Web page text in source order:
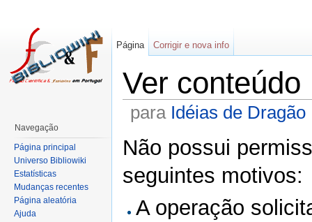
Ver conteúdo
para Idéias de Dragão
Não possui
seguintes motivos:
A operação
Página Corrigir e nova info
Navegação
Página principal
Universo Bibliowiki
Estatísticas
Mudanças recentes
Página aleatória
Ajuda